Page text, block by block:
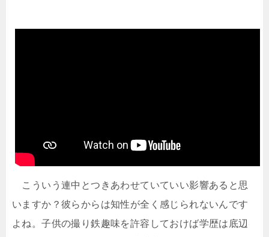
こういう連中とつきあわせていていい影響あると思
いますか？彼らからは知性が全く感じられないんです
よね。子供の撮り鉄趣味を許容しておけば学歴は底辺